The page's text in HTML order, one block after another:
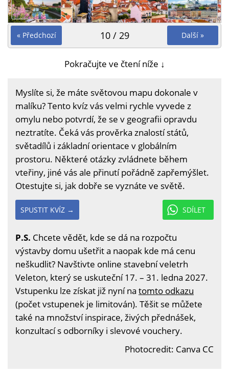
« Předchozí Další »
10 / 29
Pokračujte ve čtení níže ↓
Myslíte si, že máte světovou mapu dokonale v
malíku? Tento kvíz vás velmi rychle vyvede z
omylu nebo potvrdí, že se v geografii opravdu
neztratíte. Čeká vás prověrka znalostí států,
světadílů i základní orientace v globálním
prostoru. Některé otázky zvládnete během
vteřiny, jiné vás ale přinutí pořádně zapřemýšlet.
Otestujte si, jak dobře se vyznáte ve světě.
SDÍLET
SPUSTIT KVÍZ →
P.S. Chcete vědět, kde se dá na rozpočtu
výstavby domu ušetřit a naopak kde má cenu
neškudlit? Navštivte online stavební veletrh
Veleton, který se uskuteční 17. – 31. ledna 2027.
Vstupenku lze získat již nyní na tomto odkazu
(počet vstupenek je limitován). Těšit se můžete
také na množství inspirace, živých přednášek,
konzultací s odborníky i slevové vouchery.
Photocredit: Canva CC